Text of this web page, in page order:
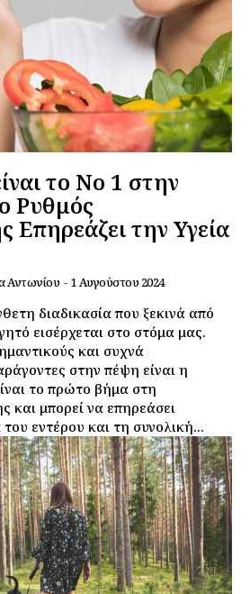
το Νο 1 στην
Ρυθμός
την Υγεία
Αντωνίου - 1 Αυγούστου 2024
διαδικασία που ξεκινά από
εισέρχεται στο στόμα μας.
και συχνά
στην πέψη είναι η
το πρώτο βήμα στη
και μπορεί να επηρεάσει
εντέρου και τη συνολική...